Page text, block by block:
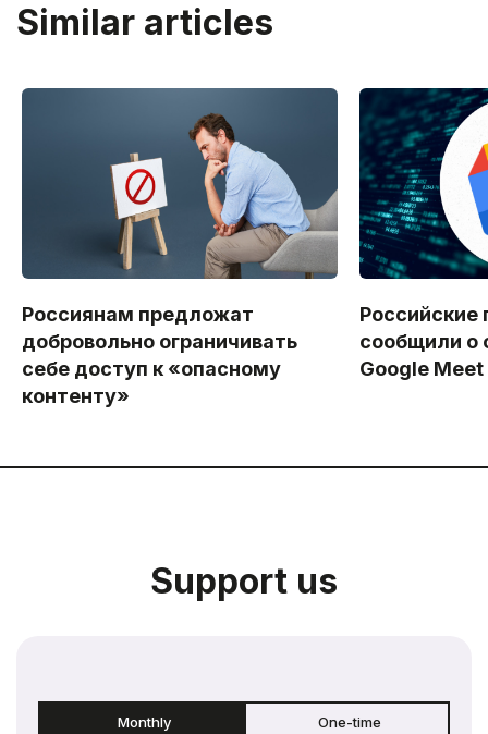
Similar articles
Россиянам предложат
добровольно ограничивать
себе доступ к «опасному
контенту»
Российские
сообщили о
Google Meet
Support us
Monthly One-time